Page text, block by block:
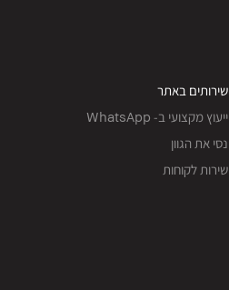
שירותים באתר
ייעוץ מקצועי ב- WhatsApp
נסי את הגוון
שירות לקוחות